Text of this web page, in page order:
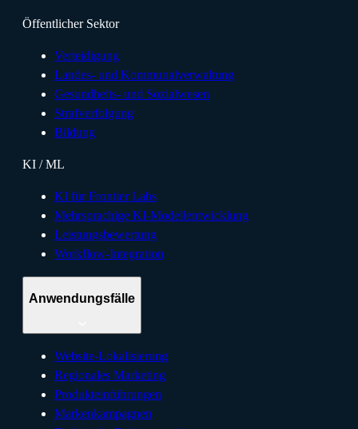
Öffentlicher Sektor
Verteidigung
Landes- und Kommunalverwaltung
Gesundheits- und Sozialwesen
Strafverfolgung
Bildung
KI / ML
KI für Frontier Labs
Mehrsprachige KI-Modellentwicklung
Leistungsbewertung
Workflow-Integration
Anwendungsfälle
Website-Lokalisierung
Regionales Marketing
Produkteinführungen
Markenkampagnen